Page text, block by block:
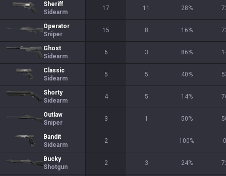
Sheriff
Sidearm
17 11 28%
Operator
Sniper
15 8 16%
Ghost
Sidearm
6 3 86%
Classic
Sidearm
5 5 40%
Shorty
Sidearm
4 5 14%
Outlaw
Sniper
3 1 50%
Bandit
Sidearm
2 - 100% 0
Bucky
Shotgun
2 3 24%